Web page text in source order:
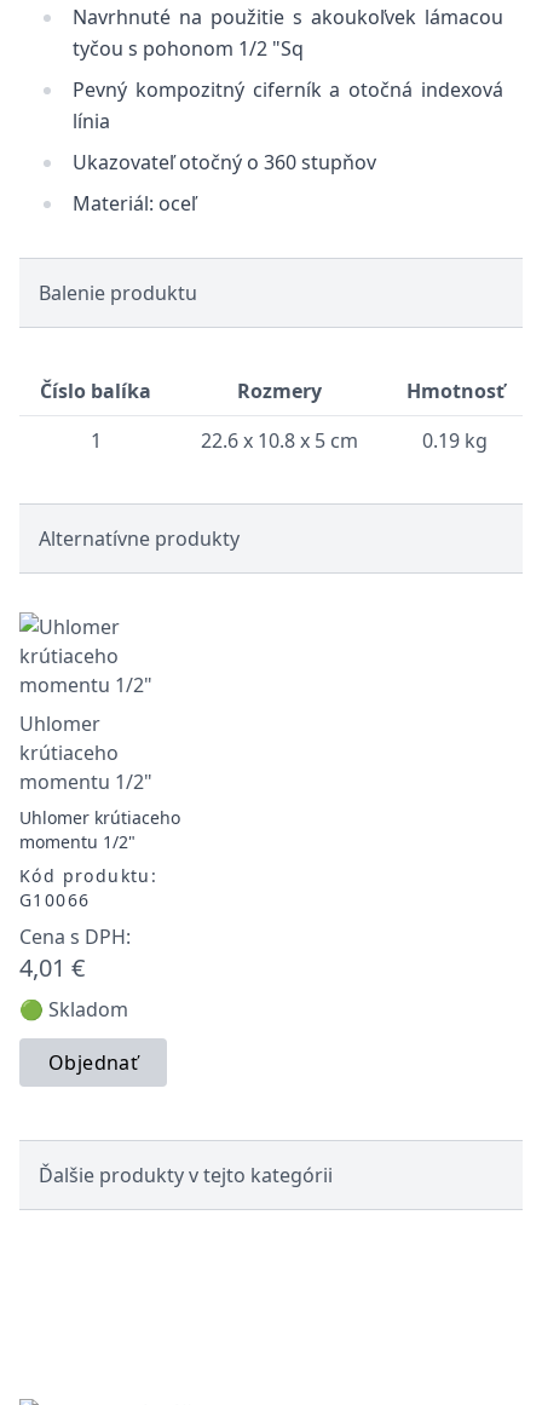
Navrhnuté na použitie s akoukoľvek lámacou
tyčou s pohonom 1/2 "Sq
Pevný kompozitný ciferník a otočná indexová
línia
Ukazovateľ otočný o 360 stupňov
Materiál: oceľ
Balenie produktu
Číslo balíka Rozmery
Hmotnosť
1
22.6 x 10.8 x 5 cm 0.19 kg
Alternatívne produkty
Uhlomer
krútiaceho
momentu 1/2"
Uhlomer krútiaceho
momentu 1/2"
Kód produktu:
G10066
Cena s DPH:
4,01 €
🟢 Skladom
Objednať
Ďalšie produkty v tejto kategórii